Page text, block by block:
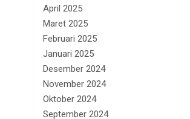
April 2025
Maret 2025
Februari 2025
Januari 2025
Desember 2024
November 2024
Oktober 2024
September 2024